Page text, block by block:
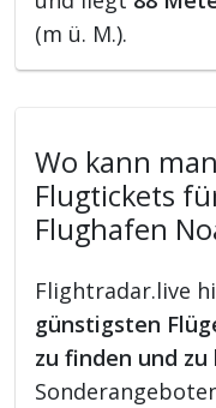
(m ü. M.).
Wo kann
Flugtickets
Flughafen
Flightradar.live
günstigsten
zu finden und zu